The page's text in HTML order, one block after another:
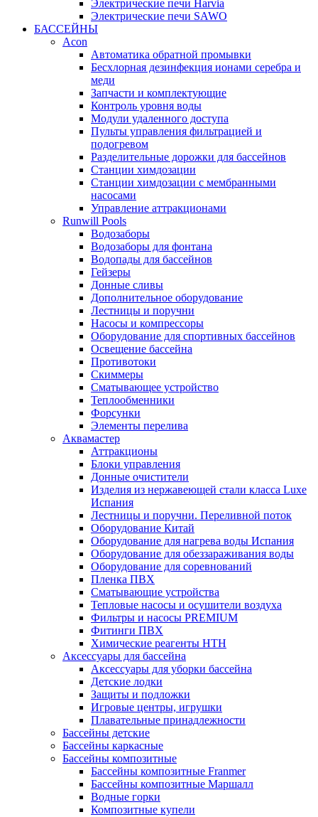
Электрические печи Harvia
Электрические печи SAWO
БАССЕЙНЫ
Acon
Автоматика обратной промывки
Беcхлорная дезинфекция ионами серебра и
меди
Запчасти и комплектующие
Контроль уровня воды
Модули удаленного доступа
Пульты управления фильтрацией и
подогревом
Разделительные дорожки для бассейнов
Станции химдозации
Станции химдозации с мембранными
насосами
Управление аттракционами
Runwill Pools
Водозаборы
Водозаборы для фонтана
Водопады для бассейнов
Гейзеры
Донные сливы
Дополнительное оборудование
Лестницы и поручни
Насосы и компрессоры
Оборудование для спортивных бассейнов
Освещение бассейна
Противотоки
Скиммеры
Сматывающее устройство
Теплообменники
Форсунки
Элементы перелива
Аквамастер
Аттракционы
Блоки управления
Донные очистители
Изделия из нержавеющей стали класса Luxe
Испания
Лестницы и поручни. Переливной поток
Оборудование Китай
Оборудование для нагрева воды Испания
Оборудование для обеззараживания воды
Оборудование для соревнований
Пленка ПВХ
Сматывающие устройства
Тепловые насосы и осушители воздуха
Фильтры и насосы PREMIUM
Фитинги ПВХ
Химические реагенты HTH
Аксессуары для бассейна
Аксессуары для уборки бассейна
Детские лодки
Защиты и подложки
Игровые центры, игрушки
Плавательные принадлежности
Бассейны детские
Бассейны каркасные
Бассейны композитные
Бассейны композитные Franmer
Бассейны композитные Маршалл
Водные горки
Композитные купели